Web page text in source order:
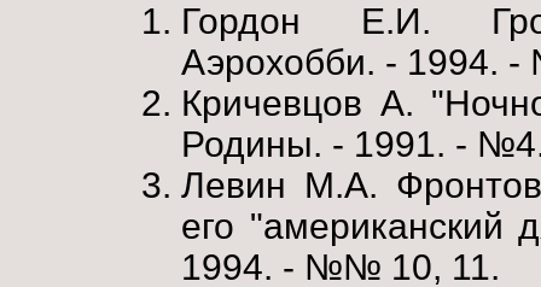
Гордон Е.И.
Аэрохобби. - 1994.
Кричевцов А.
Родины. - 1991. -
Левин М.А.
его
1994. - №№ 10, 11.